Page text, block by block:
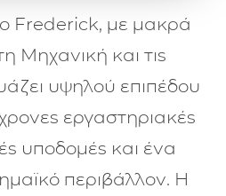
Frederick, με μακρά
Μηχανική και τις
υψηλού επιπέδου
εργαστηριακές
υποδομές και ένα
περιβάλλον. Η